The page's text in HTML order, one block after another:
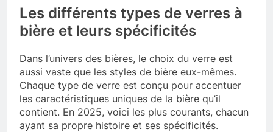
Les différents types de verres à
bière et leurs spécificités
Dans l’univers des bières, le choix du verre est
aussi vaste que les styles de bière eux-mêmes.
Chaque type de verre est conçu pour accentuer
les caractéristiques uniques de la bière qu’il
contient. En 2025, voici les plus courants, chacun
ayant sa propre histoire et ses spécificités.